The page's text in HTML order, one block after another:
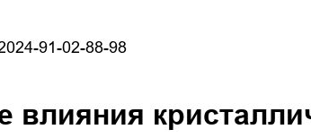
91-02-88-98
влияния